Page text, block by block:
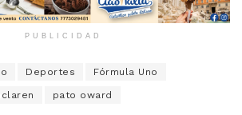
PUBLICIDAD
Deportes Fórmula Uno
pato oward